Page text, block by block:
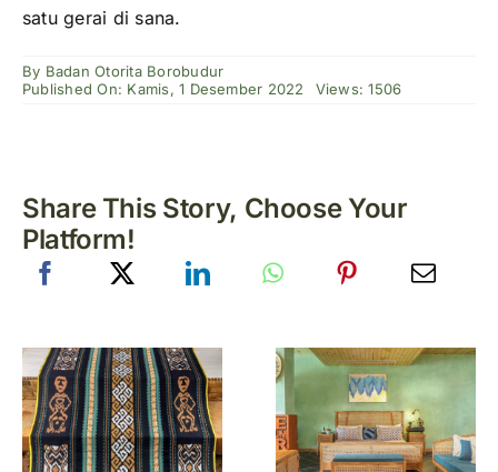
satu gerai di sana.
By Badan Otorita Borobudur
Published On: Kamis, 1 Desember 2022
Views: 1506
Share This Story, Choose Your
Platform!